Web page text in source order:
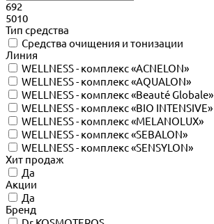
692
5010
Тип средства
Cредства очищения и тонизации
Линия
WELLNESS - комплекс «ACNELON»
WELLNESS - комплекс «AQUALON»
WELLNESS - комплекс «Beauté Globale»
WELLNESS - комплекс «BIO INTENSIVE»
WELLNESS - комплекс «MELANOLUX»
WELLNESS - комплекс «SEBALON»
WELLNESS - комплекс «SENSYLON»
Хит продаж
Да
Акции
Да
Бренд